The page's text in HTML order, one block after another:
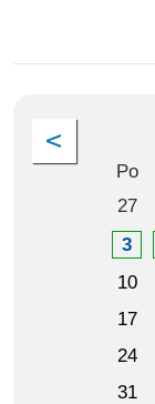
Po
27
3
10
17
24
31